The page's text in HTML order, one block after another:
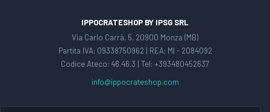
IPPOCRATESHOP BY IPSG SRL
Via Carlo Carrà, 5, 20900 Monza (MB)
Partita IVA: 09338750962 | REA: MI - 2084092
Codice Ateco: 46.46.3 | Tel: +393480452637
info@ippocrateshop.com